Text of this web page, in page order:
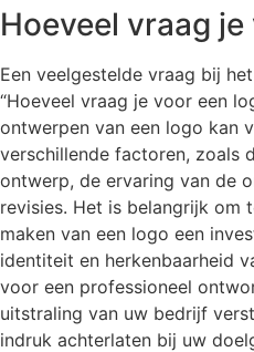
Hoeveel vraag
Een veelgestelde vraag bij
“Hoeveel vraag je voor een
ontwerpen van een logo kan
verschillende factoren, zoals
ontwerp, de ervaring van de
revisies. Het is belangrijk om
maken van een logo een
identiteit en herkenbaarheid
voor een professioneel
uitstraling van uw bedrijf
indruk achterlaten bij uw